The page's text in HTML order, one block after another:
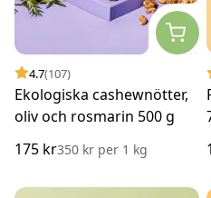
4.7(107)
Ekologiska cashewnötter,
oliv och rosmarin 500 g
175 kr350 kr per 1 kg